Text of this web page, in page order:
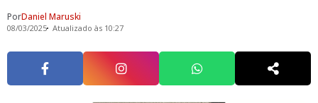
PorDaniel Maruski
08/03/2025 Atualizado às 10:27